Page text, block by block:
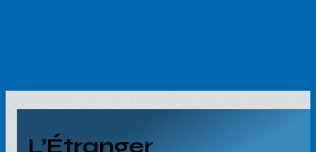
L’Étranger